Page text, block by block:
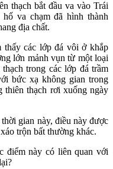
thạch bắt đầu va vào Trái
va chạm đã hình thành
địa chất.
thấy các lớp đá vôi ở khắp
lớn mảnh vụn từ một loại
trong các lớp đá trầm
bức xạ không gian trong
thiên thạch rơi xuống ngày
gian này, điều này được
trộn bất thường khác.
điểm này có liên quan với